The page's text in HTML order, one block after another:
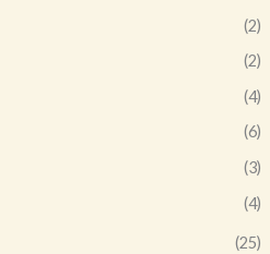
(2)
(2)
(4)
(6)
(3)
(4)
(25)